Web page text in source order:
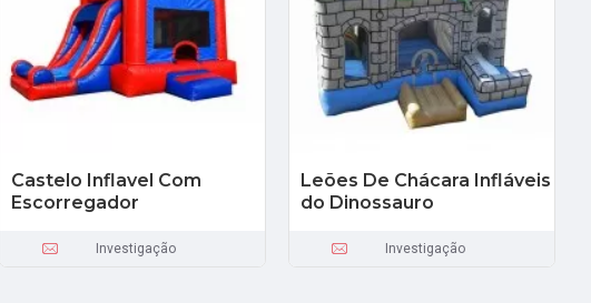
Castelo Inflavel Com
Escorregador
Investigação
Leões De Chácara Infláveis
do Dinossauro
Investigação